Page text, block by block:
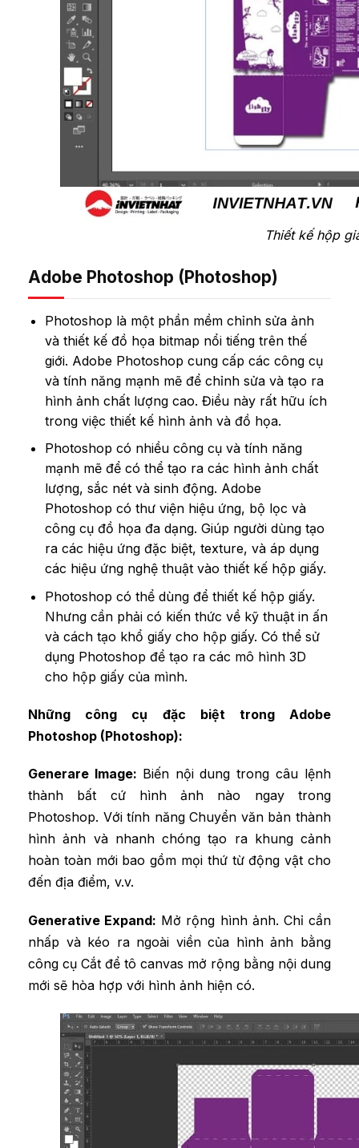
Thiết kế hộp
Adobe Photoshop (Photoshop)
Photoshop là một phần mềm chỉnh sửa ảnh
và thiết kế đồ họa bitmap nổi tiếng trên thế
giới. Adobe Photoshop cung cấp các công cụ
và tính năng mạnh mẽ để chỉnh sửa và tạo ra
hình ảnh chất lượng cao. Điều này rất hữu ích
trong việc thiết kế hình ảnh và đồ họa.
Photoshop có nhiều công cụ và tính năng
mạnh mẽ để có thể tạo ra các hình ảnh chất
lượng, sắc nét và sinh động. Adobe
Photoshop có thư viện hiệu ứng, bộ lọc và
công cụ đồ họa đa dạng. Giúp người dùng tạo
ra các hiệu ứng đặc biệt, texture, và áp dụng
các hiệu ứng nghệ thuật vào thiết kế hộp giấy.
Photoshop có thể dùng để thiết kế hộp giấy.
Nhưng cần phải có kiến thức về kỹ thuật in ấn
và cách tạo khổ giấy cho hộp giấy. Có thể sử
dụng Photoshop để tạo ra các mô hình 3D
cho hộp giấy của mình.
Những công cụ đặc biệt trong Adobe
Photoshop (Photoshop):
Generare Image: Biến nội dung trong câu lệnh
thành bất cứ hình ảnh nào ngay trong
Photoshop. Với tính năng Chuyển văn bản thành
hình ảnh và nhanh chóng tạo ra khung cảnh
hoàn toàn mới bao gồm mọi thứ từ động vật cho
đến địa điểm, v.v.
Generative Expand: Mở rộng hình ảnh. Chỉ cần
nhấp và kéo ra ngoài viền của hình ảnh bằng
công cụ Cắt để tô canvas mở rộng bằng nội dung
mới sẽ hòa hợp với hình ảnh hiện có.